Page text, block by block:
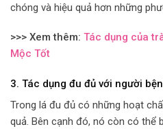
chóng và hiệu quả hơn những
>>> Xem thêm: Tác dụng của
Mộc Tốt
3. Tác dụng đu đủ với người
Trong lá đu đủ có những hoạt
quả. Bên cạnh đó, nó còn có thể